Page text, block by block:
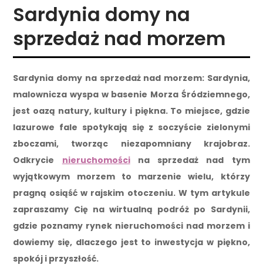
Sardynia domy na
sprzedaż nad morzem
Sardynia domy na sprzedaż nad morzem: Sardynia,
malownicza wyspa w basenie Morza Śródziemnego,
jest oazą natury, kultury i piękna. To miejsce, gdzie
lazurowe fale spotykają się z soczyście zielonymi
zboczami, tworząc niezapomniany krajobraz.
Odkrycie nieruchomościna sprzedaż nad tym
wyjątkowym morzem to marzenie wielu, którzy
pragną osiąść w rajskim otoczeniu. W tym artykule
zapraszamy Cię na wirtualną podróż po Sardynii,
gdzie poznamy rynek nieruchomości nad morzem i
dowiemy się, dlaczego jest to inwestycja w piękno,
spokój i przyszłość.